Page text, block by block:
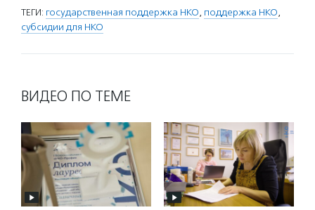
ТЕГИ: государственная поддержка НКО, поддержка НКО,
субсидии для НКО
ВИДЕО ПО ТЕМЕ